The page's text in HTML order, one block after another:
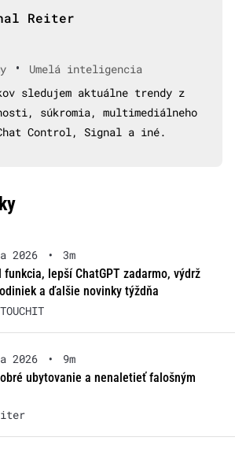
Reiter
•
Umelá inteligencia
sledujem aktuálne trendy z
súkromia, multimediálneho
Control, Signal a iné.
2026 •
3m
funkcia, lepší ChatGPT zadarmo, výdrž
a ďalšie novinky týždňa
2026 •
9m
ubytovanie a nenaletieť falošným